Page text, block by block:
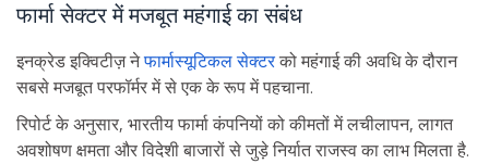
फार्मा सेक्टर में मजबूत महंगाई का संबंध
इनक्रेड इक्विटीज़ नेफार्मास्यूटिकल सेक्टरको महंगाई की अवधि के दौरान
सबसे मजबूत परफॉर्मर में से एक के रूप में पहचाना.
रिपोर्ट के अनुसार, भारतीय फार्मा कंपनियों को कीमतों में लचीलापन, लागत
अवशोषण क्षमता और विदेशी बाजारों से जुड़े निर्यात राजस्व का लाभ मिलता है.